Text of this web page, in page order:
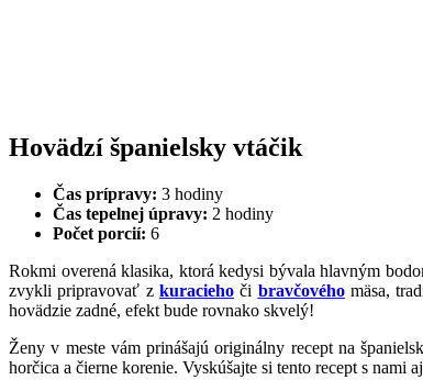
Hovädzí španielsky vtáčik
Čas prípravy: 3 hodiny
Čas tepelnej úpravy: 2 hodiny
Počet porcií: 6
Rokmi overená klasika, ktorá kedysi bývala hlavným
zvykli pripravovať z kuraciehoči bravčovéhomäsa,
hovädzie zadné, efekt bude rovnako skvelý!
Ženy v meste vám prinášajú originálny recept na
horčica a čierne korenie. Vyskúšajte si tento recept s nami